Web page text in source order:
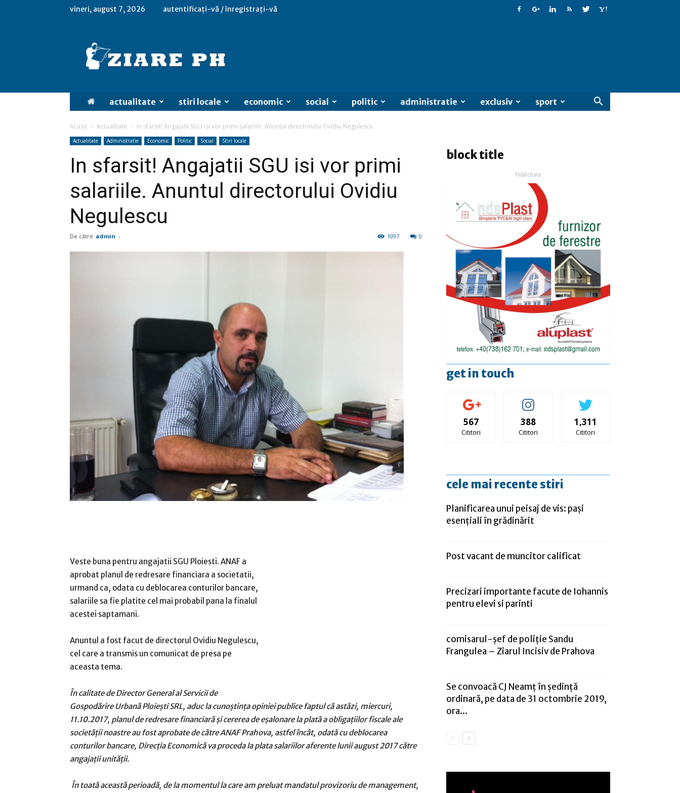
vineri, august 7, 2026 autentificați-vă / înregistrați-vă
actualitate stiri locale economic social politic administratie exclusiv sport
Acasă Actualitate In sfarsit! Angajatii SGU isi vor primi salariile. Anuntul directorului Ovidiu Negulescu
Actualitate Administratie Economic Politic Social Stiri locale
In sfarsit! Angajatii SGU isi vor primi
salariile. Anuntul directorului Ovidiu
Negulescu
De către admin - 0
1097
Veste buna pentru angajatii SGU Ploiesti. ANAF a
aprobat planul de redresare financiara a societatii,
urmand ca, odata cu deblocarea conturilor bancare,
salariile sa fie platite cel mai probabil pana la finalul
acestei saptamani.
Anuntul a fost facut de directorul Ovidiu Negulescu,
cel care a transmis un comunicat de presa pe
aceasta tema.
În calitate de Director General al Servicii de
Gospodărire Urbană Ploiești SRL, aduc la cunoștința opiniei publice faptul că astăzi, miercuri,
11.10.2017, planul de redresare financiară și cererea de eșalonare la plată a obligațiilor fiscale ale
societății noastre au fost aprobate de către ANAF Prahova, astfel încât, odată cu deblocarea
conturilor bancare, Direcția Economică va proceda la plata salariilor aferente lunii august 2017 către
angajații unității.
În toată această perioadă, de la momentul la care am preluat mandatul provizoriu de management,
block title
Publicitate
get in touch
567
Cititori
388
Cititori
1,311
Cititori
cele mai recente stiri
Planificarea unui peisaj de vis: pași
esențiali în grădinărit
Post vacant de muncitor calificat
Precizari importante facute de Iohannis
pentru elevi si parinti
comisarul-şef de poliţie Sandu
Frangulea – Ziarul Incisiv de Prahova
Se convoacă CJ Neamţ în şedinţă
ordinară, pe data de 31 octombrie 2019,
ora...